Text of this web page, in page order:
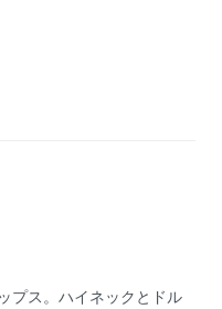
プス。ハイネックとドル